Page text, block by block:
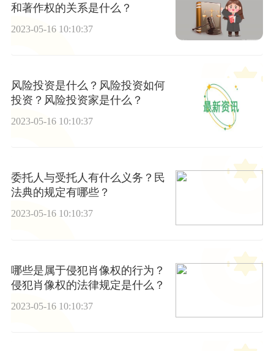
和著作权的关系是什么？
2023-05-16 10:10:37
风险投资是什么？风险投资如何
投资？风险投资家是什么？
2023-05-16 10:10:37
委托人与受托人有什么义务？民
法典的规定有哪些？
2023-05-16 10:10:37
哪些是属于侵犯肖像权的行为？
侵犯肖像权的法律规定是什么？
2023-05-16 10:10:37